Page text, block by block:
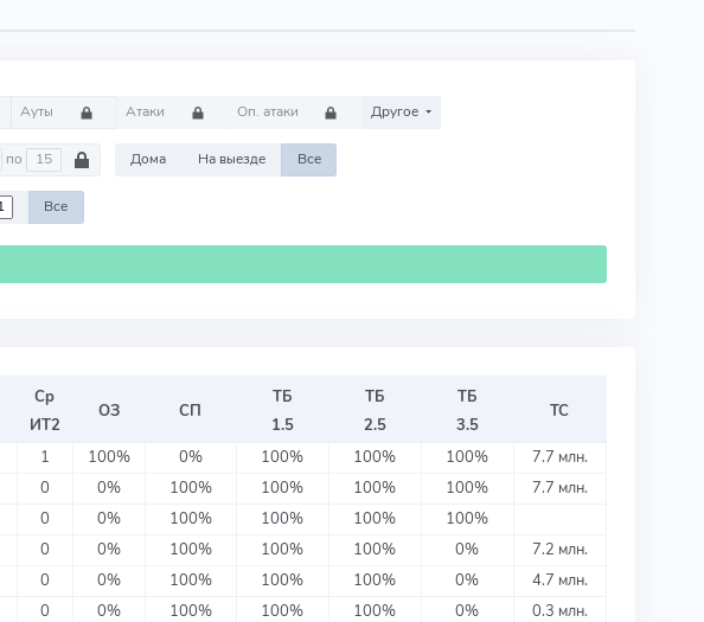
Ауты Атаки Оп. атаки Другое
по Дома На выезде Все
Все
Ср
ИТ2
ОЗ СП
ТБ
1.5
ТБ
2.5
ТБ
3.5
ТС
1 100% 0% 100% 100% 100%
7.7 млн.
0 0% 100% 100% 100% 100%
7.7 млн.
0 0% 100% 100% 100%
100%
0 0% 100% 100% 100% 0%
7.2 млн.
0 0% 100% 100% 100% 0%
4.7 млн.
0 0% 100% 100% 100% 0%
0.3 млн.